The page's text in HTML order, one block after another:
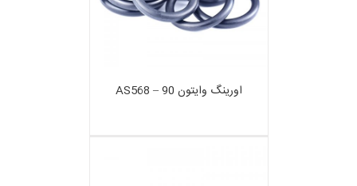
اورینگ وایتون 90 – AS568